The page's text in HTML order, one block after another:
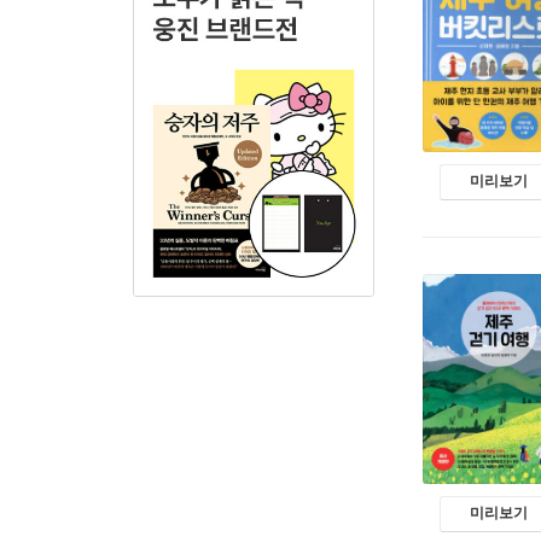
미리보기
미리보기